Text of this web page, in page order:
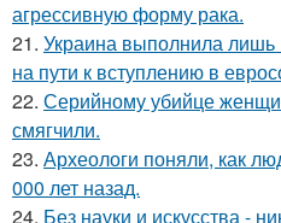
агрессивную форму рака.
21. Украина выполнила
на пути к вступлению в
22. Серийному убийце
смягчили.
23. Археологи поняли, как
000 лет назад.
24. Без науки и искусства -